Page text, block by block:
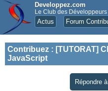
Developpez.com
Le Club des Développeurs
Actus Forum
Contribuez : [TUTORAT]
JavaScript
Répondre